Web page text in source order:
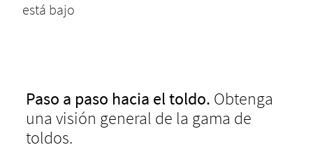
está bajo
Paso a paso hacia el toldo. Obtenga
una visión general de la gama de
toldos.